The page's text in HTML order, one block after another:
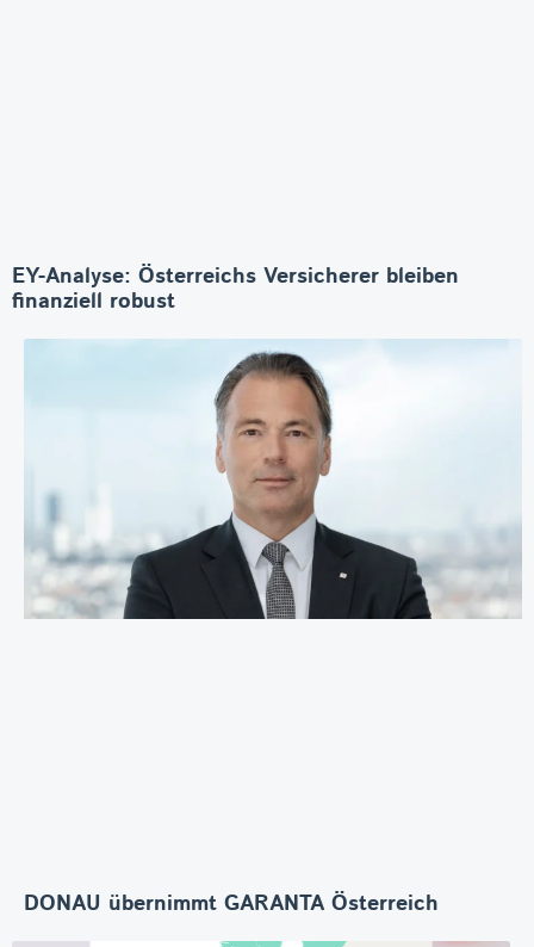
EY-Analyse: Österreichs Versicherer bleiben
finanziell robust
DONAU übernimmt GARANTA Österreich